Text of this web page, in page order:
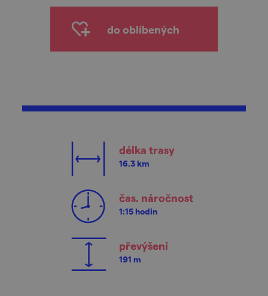
do oblíbených
délka trasy
16.3 km
čas. náročnost
1:15 hodin
převýšení
191 m